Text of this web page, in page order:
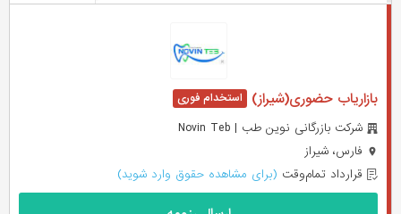
بازاریاب حضوری(شیراز)
شرکت بازرگانی نوین طب | Novin Teb
فارس، شیراز
قرارداد تمام‌وقت (برای مشاهده حقوق وارد شوید)